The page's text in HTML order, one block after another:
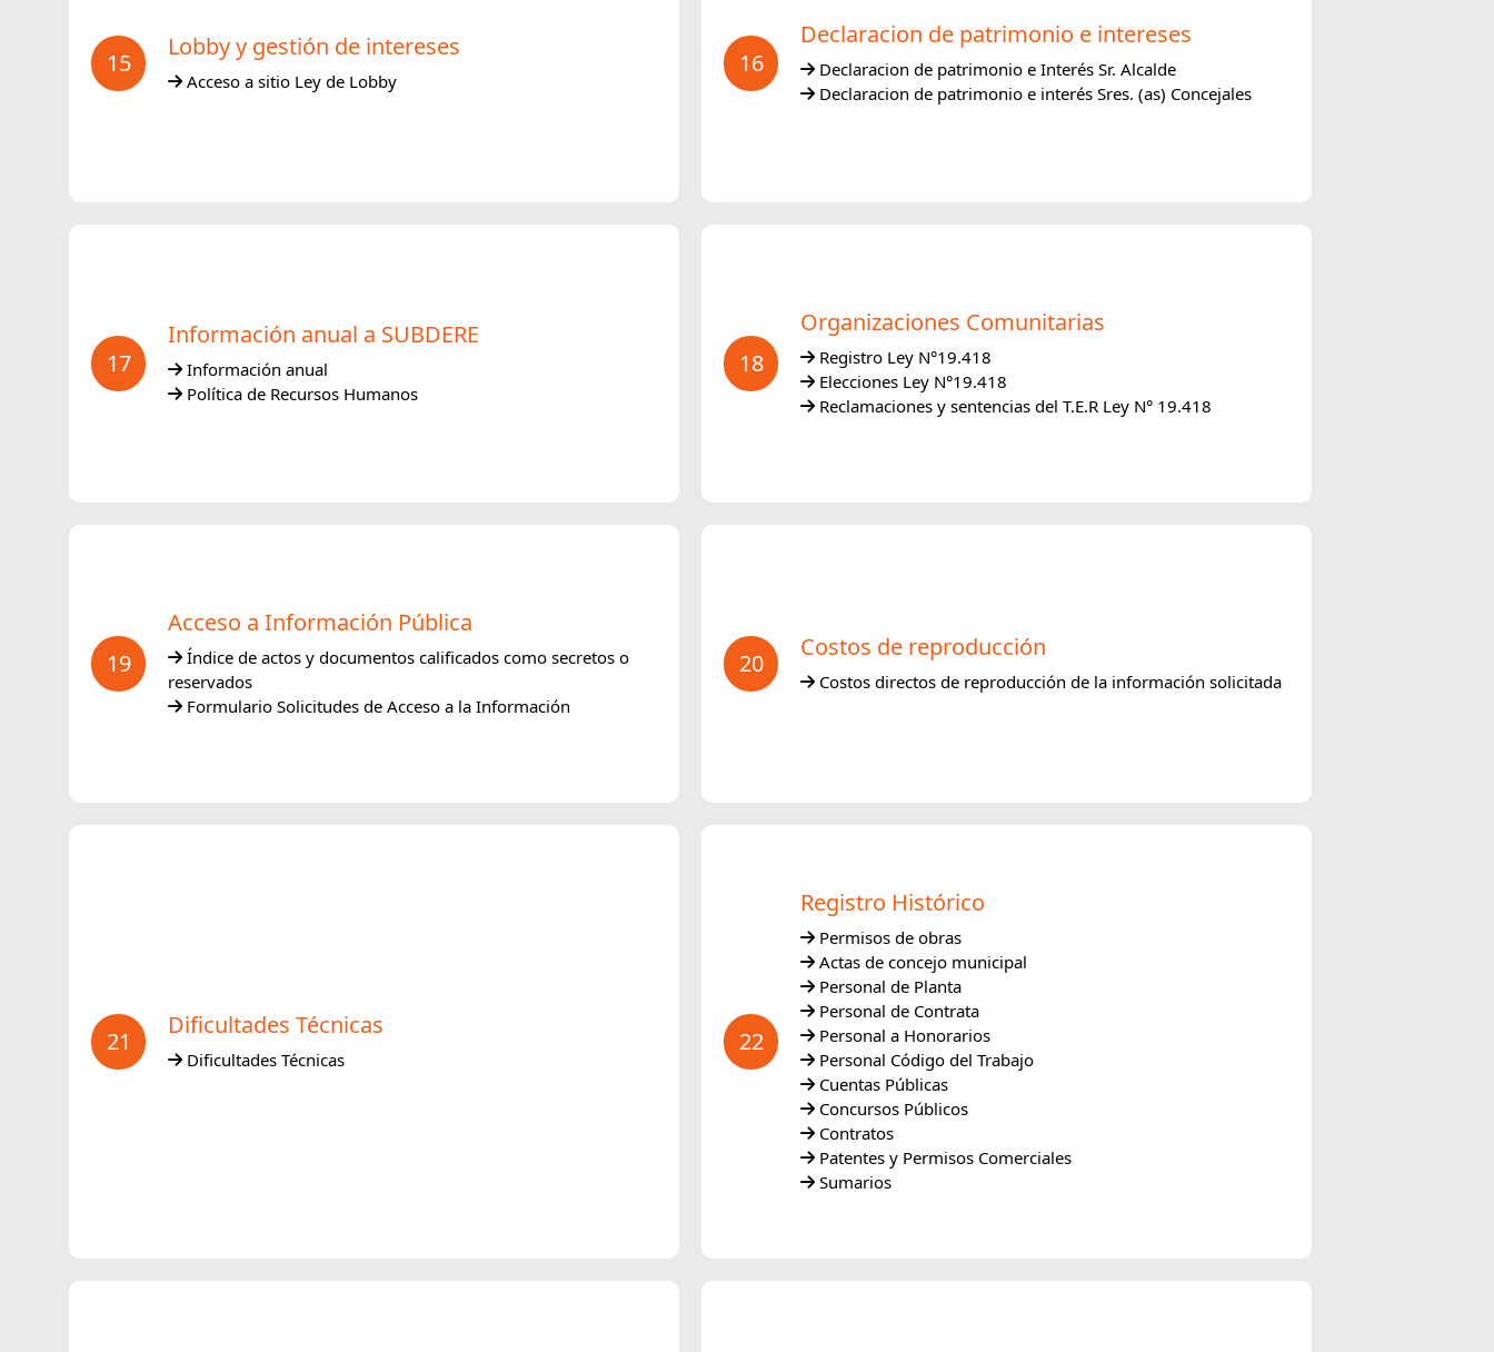
15
Lobby y gestión de intereses
Acceso a sitio Ley de Lobby
16
Declaracion de patrimonio e intereses
Declaracion de patrimonio e Interés Sr. Alcalde
Declaracion de patrimonio e interés Sres. (as) Concejales
17
Información anual a SUBDERE
Información anual
Política de Recursos Humanos
18
Organizaciones Comunitarias
Registro Ley N°19.418
Elecciones Ley N°19.418
Reclamaciones y sentencias del T.E.R Ley N° 19.418
19
Acceso a Información Pública
Índice de actos y documentos calificados como secretos o
reservados
Formulario Solicitudes de Acceso a la Información
20
Costos de reproducción
Costos directos de reproducción de la información solicitada
21
Dificultades Técnicas
Dificultades Técnicas
22
Registro Histórico
Permisos de obras
Actas de concejo municipal
Personal de Planta
Personal de Contrata
Personal a Honorarios
Personal Código del Trabajo
Cuentas Públicas
Concursos Públicos
Contratos
Patentes y Permisos Comerciales
Sumarios